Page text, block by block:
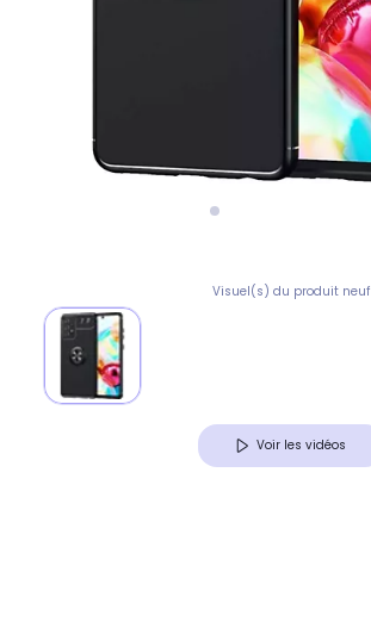
Visuel(s) du produit neuf
Voir les vidéos